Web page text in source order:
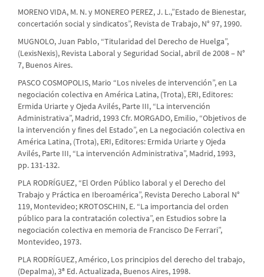
MORENO VIDA, M. N. y MONEREO PEREZ, J. L.,”Estado de Bienestar,
concertación social y sindicatos”, Revista de Trabajo, N° 97, 1990.
MUGNOLO, Juan Pablo, “Titularidad del Derecho de Huelga”,
(LexisNexis), Revista Laboral y Seguridad Social, abril de 2008 – N°
7, Buenos Aires.
PASCO COSMOPOLIS, Mario “Los niveles de intervención”, en La
negociación colectiva en América Latina, (Trota), ERI, Editores:
Ermida Uriarte y Ojeda Avilés, Parte III, “La intervención
Administrativa”, Madrid, 1993 Cfr. MORGADO, Emilio, “Objetivos de
la intervención y fines del Estado”, en La negociación colectiva en
América Latina, (Trota), ERI, Editores: Ermida Uriarte y Ojeda
Avilés, Parte III, “La intervención Administrativa”, Madrid, 1993,
pp. 131-132.
PLA RODRÍGUEZ, “El Orden Público laboral y el Derecho del
Trabajo y Práctica en Iberoamérica”, Revista Derecho Laboral N°
119, Montevideo; KROTOSCHIN, E. “La importancia del orden
público para la contratación colectiva”, en Estudios sobre la
negociación colectiva en memoria de Francisco De Ferrari”,
Montevideo, 1973.
PLA RODRÍGUEZ, Américo, Los principios del derecho del trabajo,
(Depalma), 3ª Ed. Actualizada, Buenos Aires, 1998.